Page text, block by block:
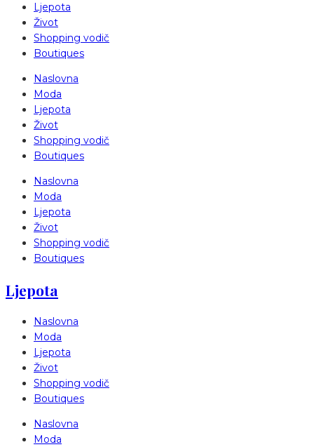
Ljepota
Život
Shopping vodič
Boutiques
Naslovna
Moda
Ljepota
Život
Shopping vodič
Boutiques
Naslovna
Moda
Ljepota
Život
Shopping vodič
Boutiques
Ljepota
Naslovna
Moda
Ljepota
Život
Shopping vodič
Boutiques
Naslovna
Moda